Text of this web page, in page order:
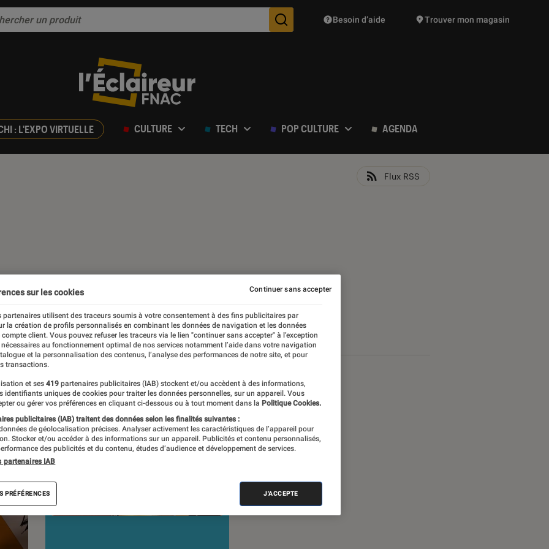
Des suggestions de produits vont vous être proposées
Besoin d’aide Trouver mon magasin
: L'EXPO VIRTUELLE CULTURE TECH POP CULTURE AGENDA
Flux RSS
sur les cookies
partenaires utilisent des traceurs soumis à votre consentement à des fins publicitaires par
la création de profils personnalisés en combinant les données de navigation et les données
compte client. Vous pouvez refuser les traceurs via le lien "continuer sans accepter" à l’exception
au fonctionnement optimal de nos services notamment l’aide dans votre navigation
et la personnalisation des contenus, l’analyse des performances de notre site, et pour
transactions.
et ses 419 partenaires publicitaires (IAB) stockent et/ou accèdent à des informations,
identifiants uniques de cookies pour traiter les données personnelles, sur un appareil. Vous
ou gérer vos préférences en cliquant ci-dessous ou à tout moment dans la Politique Cookies.
publicitaires (IAB) traitent des données selon les finalités suivantes :
de géolocalisation précises. Analyser activement les caractéristiques de l’appareil pour
Stocker et/ou accéder à des informations sur un appareil. Publicités et contenu personnalisés,
des publicités et du contenu, études d’audience et développement de services.
partenaires IAB
PRÉFÉRENCES J'ACCEPTE
Continuer sans accepter